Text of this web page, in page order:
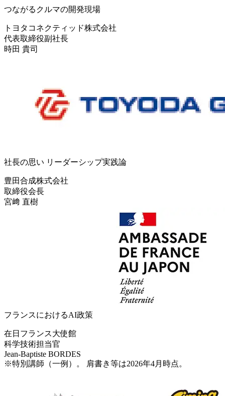
つながるクルマの開発現場
トヨタコネクティッド株式会社
代表取締役副社長
時田 貴司
社長の思い リーダーシップ実践論
豊田合成株式会社
取締役会長
宮﨑 直樹
フランスにおけるAI政策
在日フランス大使館
科学技術担当官
Jean-Baptiste BORDES
※特別講師（一例）。 肩書き等は2026年4月時点。